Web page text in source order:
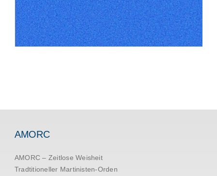
AMORC
AMORC – Zeitlose Weisheit
Tradtitioneller Martinisten-Orden